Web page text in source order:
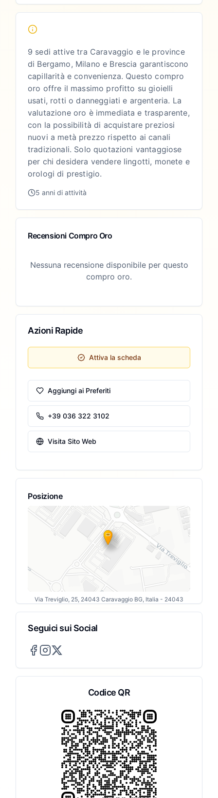
9 sedi attive tra Caravaggio e le province
di Bergamo, Milano e Brescia garantiscono
capillarità e convenienza. Questo compro
oro offre il massimo profitto su gioielli
usati, rotti o danneggiati e argenteria. La
valutazione oro è immediata e trasparente,
con la possibilità di acquistare preziosi
nuovi a metà prezzo rispetto ai canali
tradizionali. Solo quotazioni vantaggiose
per chi desidera vendere lingotti, monete e
orologi di prestigio.
5 anni di attività
Recensioni Compro Oro
Nessuna recensione disponibile per questo
compro oro.
Azioni Rapide
Attiva la scheda
Aggiungi ai Preferiti
+39 036 322 3102
Visita Sito Web
Posizione
Via Treviglio, 25, 24043 Caravaggio BG, Italia - 24043
Seguici sui Social
Codice QR